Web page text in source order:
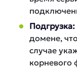
Подгрузка:
домене,
случае
корневого